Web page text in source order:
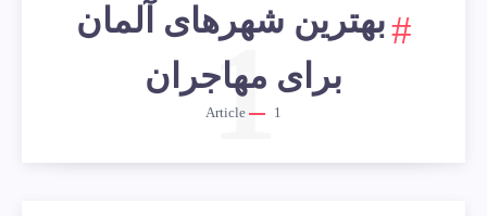
بهترین شهرهای آلمان
برای مهاجران
1
1